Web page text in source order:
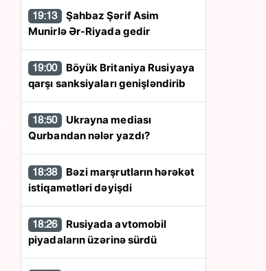
19:13
Munirlə Ər-Riyada gedir
19:00
qarşı sanksiyaları genişləndirib
18:50
Qurbandan nələr yazdı?
18:38
istiqamətləri dəyişdi
18:26
piyadaların üzərinə sürdü